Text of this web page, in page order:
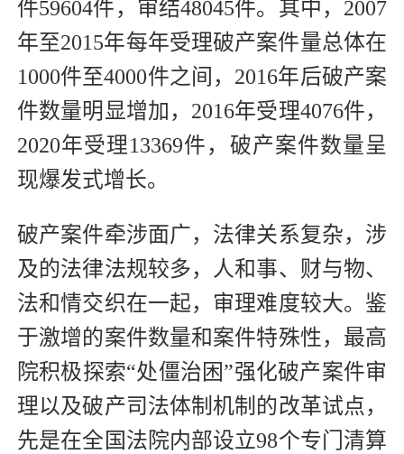
件59604件，审结48045件。其中，2007
年至2015年每年受理破产案件量总体在
1000件至4000件之间，2016年后破产案
件数量明显增加，2016年受理4076件，
2020年受理13369件，破产案件数量呈
现爆发式增长。
破产案件牵涉面广，法律关系复杂，涉
及的法律法规较多，人和事、财与物、
法和情交织在一起，审理难度较大。鉴
于激增的案件数量和案件特殊性，最高
院积极探索“处僵治困”强化破产案件审
理以及破产司法体制机制的改革试点，
先是在全国法院内部设立98个专门清算